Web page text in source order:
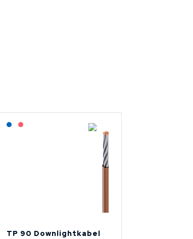
Lagerført: NEK Kabel
TP 90 Downlightkabel